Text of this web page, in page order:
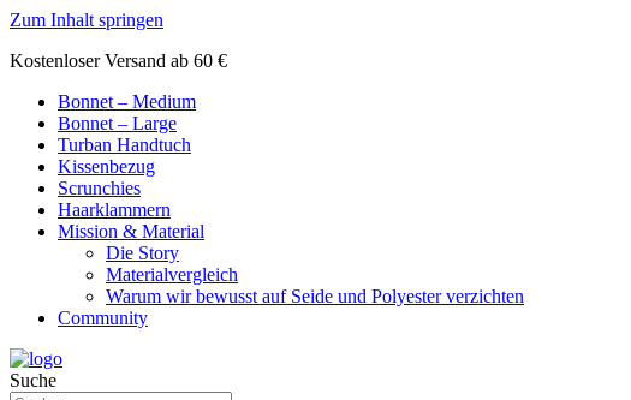
Zum Inhalt springen
Kostenloser Versand ab 60 €
Bonnet – Medium
Bonnet – Large
Turban Handtuch
Kissenbezug
Scrunchies
Haarklammern
Mission & Material
Die Story
Materialvergleich
Warum wir bewusst auf Seide und Polyester verzichten
Community
Suche